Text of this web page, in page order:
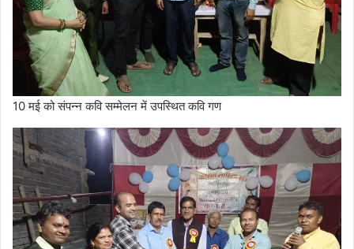
10 मई को संपन्न कवि सम्मेलन में उपस्थित कवि गण